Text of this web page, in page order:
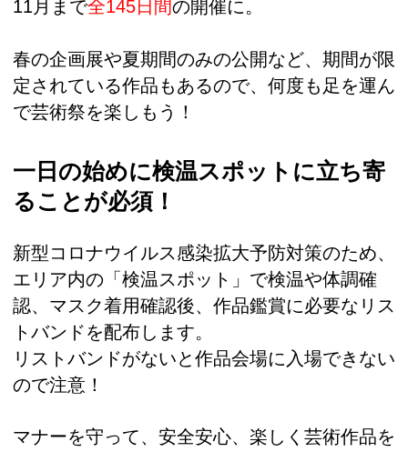
11月まで全145日間の開催に。
春の企画展や夏期間のみの公開など、期間が限
定されている作品もあるので、何度も足を運ん
で芸術祭を楽しもう！
一日の始めに検温スポットに立ち寄
ることが必須！
新型コロナウイルス感染拡大予防対策のため、
エリア内の「検温スポット」で検温や体調確
認、マスク着用確認後、作品鑑賞に必要なリス
トバンドを配布します。
リストバンドがないと作品会場に入場できない
ので注意！
マナーを守って、安全安心、楽しく芸術作品を